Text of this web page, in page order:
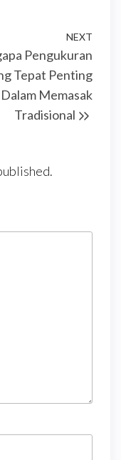
NEXT
Pengukuran
Tepat Penting
Dalam Memasak
Tradisional